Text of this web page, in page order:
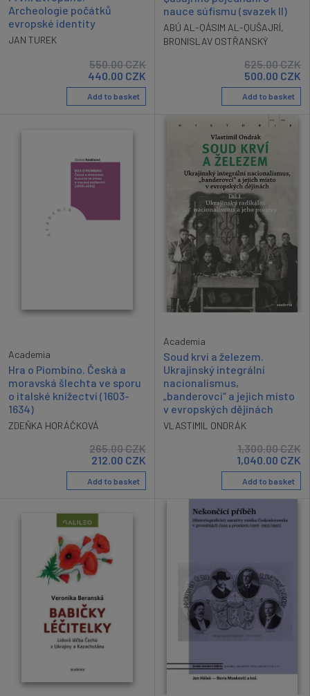
Archeologie počátků
evropské identity
JAN TUREK
550.00CZK
440.00 CZK
Add to basket
nauce súfismu (svazek II)
ABÚ AL-QÁSIM AL-QUŠAJRÍ,
BRONISLAV OSTŘANSKÝ
625.00CZK
500.00 CZK
Add to basket
Academia
Hra o Piombino. Česká a
moravská šlechta ve sporu
o italské knížectví (1603-
1634)
ZDEŇKA HORÁČKOVÁ
265.00CZK
212.00 CZK
Add to basket
Academia
Soud krví a železem.
Ukrajinský integrální
nacionalismus,
„banderovci“ a jejich místo
v evropských dějinách
VLASTIMIL ONDRÁK
1,300.00CZK
1,040.00 CZK
Add to basket